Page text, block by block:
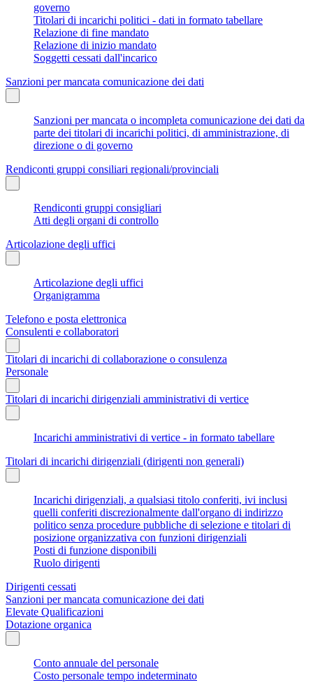
governo
Titolari di incarichi politici - dati in formato tabellare
Relazione di fine mandato
Relazione di inizio mandato
Soggetti cessati dall'incarico
Sanzioni per mancata comunicazione dei dati
Sanzioni per mancata o incompleta comunicazione dei dati da
parte dei titolari di incarichi politici, di amministrazione, di
direzione o di governo
Rendiconti gruppi consiliari regionali/provinciali
Rendiconti gruppi consigliari
Atti degli organi di controllo
Articolazione degli uffici
Articolazione degli uffici
Organigramma
Telefono e posta elettronica
Consulenti e collaboratori
Titolari di incarichi di collaborazione o consulenza
Personale
Titolari di incarichi dirigenziali amministrativi di vertice
Incarichi amministrativi di vertice - in formato tabellare
Titolari di incarichi dirigenziali (dirigenti non generali)
Incarichi dirigenziali, a qualsiasi titolo conferiti, ivi inclusi
quelli conferiti discrezionalmente dall'organo di indirizzo
politico senza procedure pubbliche di selezione e titolari di
posizione organizzativa con funzioni dirigenziali
Posti di funzione disponibili
Ruolo dirigenti
Dirigenti cessati
Sanzioni per mancata comunicazione dei dati
Elevate Qualificazioni
Dotazione organica
Conto annuale del personale
Costo personale tempo indeterminato